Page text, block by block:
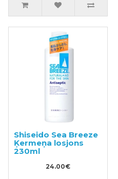
Shiseido Sea Breeze
Ķermeņa losjons
230ml
24.00€